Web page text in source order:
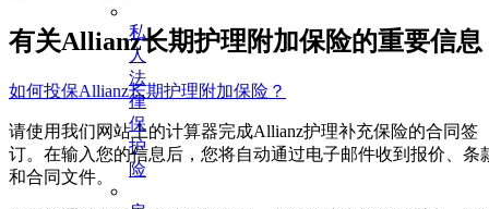
私
人
法
律
保
护
险
有关Allianz长期护理附加保险的重要信息
如何投保Allianz长期护理附加保险？
请使用我们网站上的计算器完成Allianz护理补充保险的合同签
订。在输入您的信息后，您将自动通过电子邮件收到报价、条
和合同文件。